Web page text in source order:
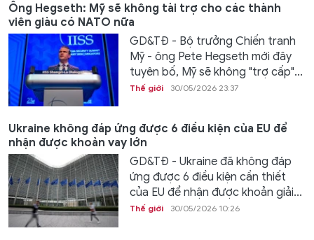
Ông Hegseth: Mỹ sẽ không tài trợ cho các thành
viên giàu có NATO nữa
GD&TĐ - Bộ trưởng Chiến tranh
Mỹ - ông Pete Hegseth mới đây
tuyên bố, Mỹ sẽ không "trợ cấp"...
Thế giới 30/05/2026 23:37
Ukraine không đáp ứng được 6 điều kiện của EU để
nhận được khoản vay lớn
GD&TĐ - Ukraine đã không đáp
ứng được 6 điều kiện cần thiết
của EU để nhận được khoản giải...
Thế giới 30/05/2026 10:26